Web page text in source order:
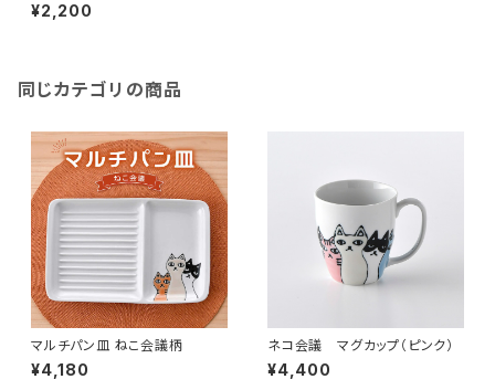
¥2,200
同じカテゴリの商品
マルチパン皿 ねこ会議柄
¥4,180
ネコ会議 マグカップ（ピンク）
¥4,400